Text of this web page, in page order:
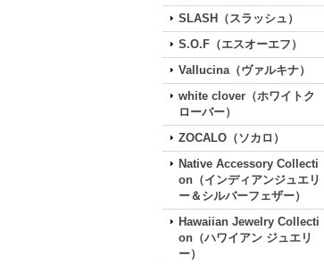
SLASH（スラッシュ）
S.O.F（エスオーエフ）
Vallucina（ヴァルキナ）
white clover（ホワイトク
ローバー）
ZOCALO（ソカロ）
Native Accessory Collecti
on（インディアンジュエリ
ー＆シルバーフェザー）
Hawaiian Jewelry Collecti
on（ハワイアン ジュエリ
ー）